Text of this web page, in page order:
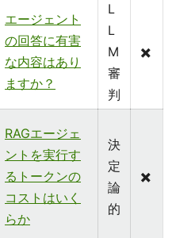
エージェント
の回答に有害
な内容はあり
ますか？
L
L
M
審
判
✖️
RAGエージェ
ントを実行す
るトークンの
コストはいく
らか
決
定
論
的
✖️